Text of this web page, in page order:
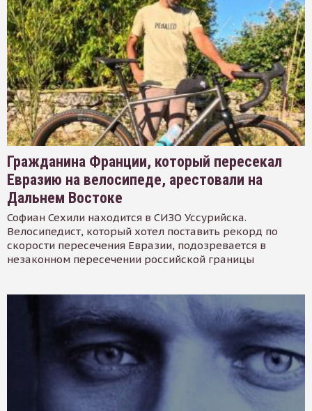
Гражданина Франции, который пересекал
Евразию на велосипеде, арестовали на
Дальнем Востоке
Софиан Сехили находится в СИЗО Уссурийска.
Велосипедист, который хотел поставить рекорд по
скорости пересечения Евразии, подозревается в
незаконном пересечении российской границы